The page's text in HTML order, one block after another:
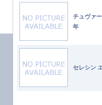
チュヴァ
年
セレシン